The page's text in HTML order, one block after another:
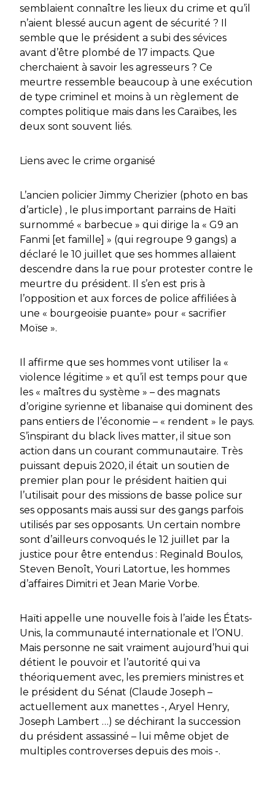
semblaient connaître les lieux du crime et qu’il
n’aient blessé aucun agent de sécurité ? Il
semble que le président a subi des sévices
avant d’être plombé de 17 impacts. Que
cherchaient à savoir les agresseurs ? Ce
meurtre ressemble beaucoup à une exécution
de type criminel et moins à un règlement de
comptes politique mais dans les Caraïbes, les
deux sont souvent liés.
Liens avec le crime organisé
L’ancien policier Jimmy Cherizier (photo en bas
d’article) , le plus important parrains de Haïti
surnommé « barbecue » qui dirige la « G9 an
Fanmi [et famille] » (qui regroupe 9 gangs) a
déclaré le 10 juillet que ses hommes allaient
descendre dans la rue pour protester contre le
meurtre du président. Il s’en est pris à
l’opposition et aux forces de police affiliées à
une « bourgeoisie puante» pour « sacrifier
Moïse ».
Il affirme que ses hommes vont utiliser la «
violence légitime » et qu’il est temps pour que
les « maîtres du système » – des magnats
d’origine syrienne et libanaise qui dominent des
pans entiers de l’économie – « rendent » le pays.
S’inspirant du black lives matter, il situe son
action dans un courant communautaire. Très
puissant depuis 2020, il était un soutien de
premier plan pour le président haïtien qui
l’utilisait pour des missions de basse police sur
ses opposants mais aussi sur des gangs parfois
utilisés par ses opposants. Un certain nombre
sont d’ailleurs convoqués le 12 juillet par la
justice pour être entendus : Reginald Boulos,
Steven Benoît, Youri Latortue, les hommes
d’affaires Dimitri et Jean Marie Vorbe.
Haïti appelle une nouvelle fois à l’aide les États-
Unis, la communauté internationale et l’ONU.
Mais personne ne sait vraiment aujourd’hui qui
détient le pouvoir et l’autorité qui va
théoriquement avec, les premiers ministres et
le président du Sénat (Claude Joseph –
actuellement aux manettes -, Aryel Henry,
Joseph Lambert …) se déchirant la succession
du président assassiné – lui même objet de
multiples controverses depuis des mois -.